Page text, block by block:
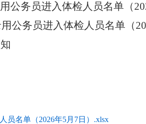
公务员进入体检人 员名单（
公务员进入体检人 员名单（
员名单（2026年5月7日）.xlsx